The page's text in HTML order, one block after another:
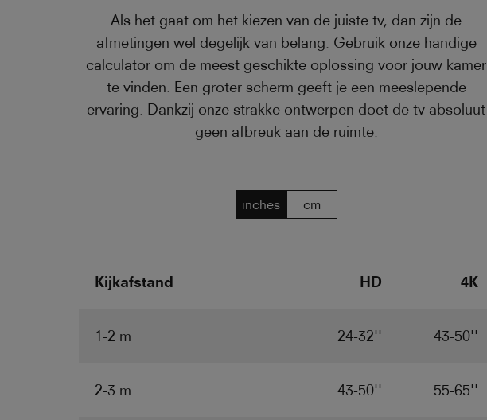
Als het gaat om het kiezen van de juiste tv, dan zijn de
afmetingen wel degelijk van belang. Gebruik onze handige
calculator om de meest geschikte oplossing voor jouw kamer
te vinden. Een groter scherm geeft je een meeslepende
ervaring. Dankzij onze strakke ontwerpen doet de tv absoluut
geen afbreuk aan de ruimte.
inches cm
Kijkafstand HD 4K
1-2 m 24-32'' 43-50''
2-3 m 43-50'' 55-65''